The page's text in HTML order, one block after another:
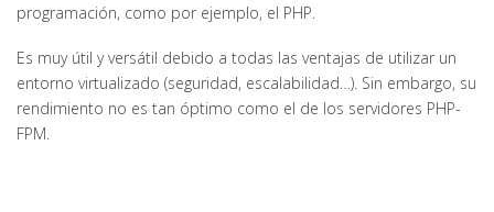
programación, como por ejemplo, el PHP.
Es muy útil y versátil debido a todas las ventajas de utilizar un
entorno virtualizado (seguridad, escalabilidad…). Sin embargo, su
rendimiento no es tan óptimo como el de los servidores PHP-
FPM.